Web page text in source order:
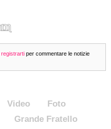
registrarti per commentare le notizie
Video
Foto
Grande Fratello